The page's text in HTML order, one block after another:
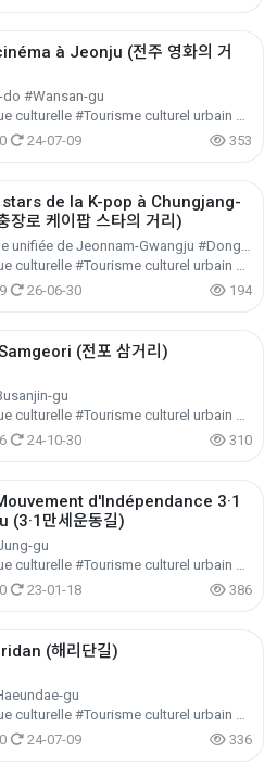
à Jeonju (전주 영화의 거
#Wansan-gu
#Ruelle, Rue culturelle #Tourisme culturel urbain et régional #Tourisme culturel
24-07-09 353
de la K-pop à Chungjang-
장로 케이팝 스타의 거리)
#Métropole unifiée de Jeonnam-Gwangju #Dong-gu
#Ruelle, Rue culturelle #Tourisme culturel urbain et régional #Tourisme culturel
26-06-30 194
(전포 삼거리)
gu
#Ruelle, Rue culturelle #Tourisme culturel urbain et régional #Tourisme culturel
24-10-30 310
d'Indépendance 3·1
(3·1만세운동길)
gu
#Ruelle, Rue culturelle #Tourisme culturel urbain et régional #Tourisme culturel
23-01-18 386
(해리단길)
gu
#Ruelle, Rue culturelle #Tourisme culturel urbain et régional #Tourisme culturel
24-07-09 336